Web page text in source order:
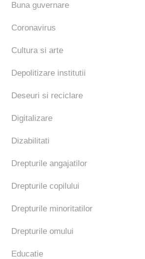
Buna guvernare
Coronavirus
Cultura si arte
Depolitizare institutii
Deseuri si reciclare
Digitalizare
Dizabilitati
Drepturile angajatilor
Drepturile copilului
Drepturile minoritatilor
Drepturile omului
Educatie